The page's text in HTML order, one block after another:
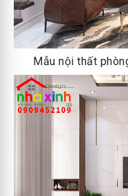
Mẫu nội thất